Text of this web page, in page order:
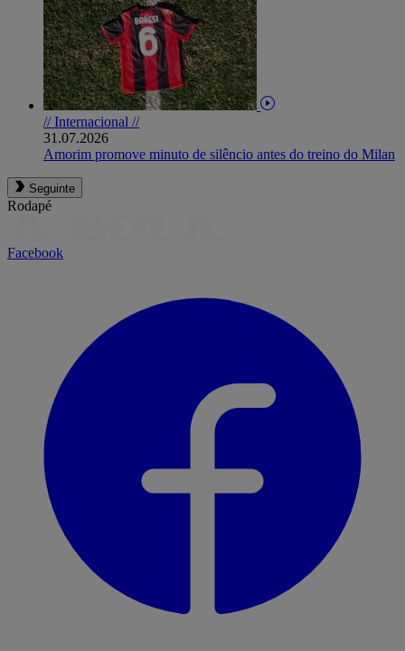
// Internacional //
31.07.2026
Amorim promove minuto de silêncio antes do treino do Milan
Seguinte
Rodapé
Facebook